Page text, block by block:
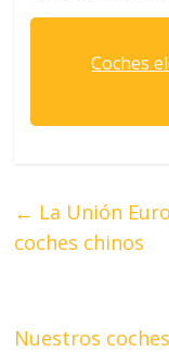
Coches
← La Unión
coches chinos
Nuestros